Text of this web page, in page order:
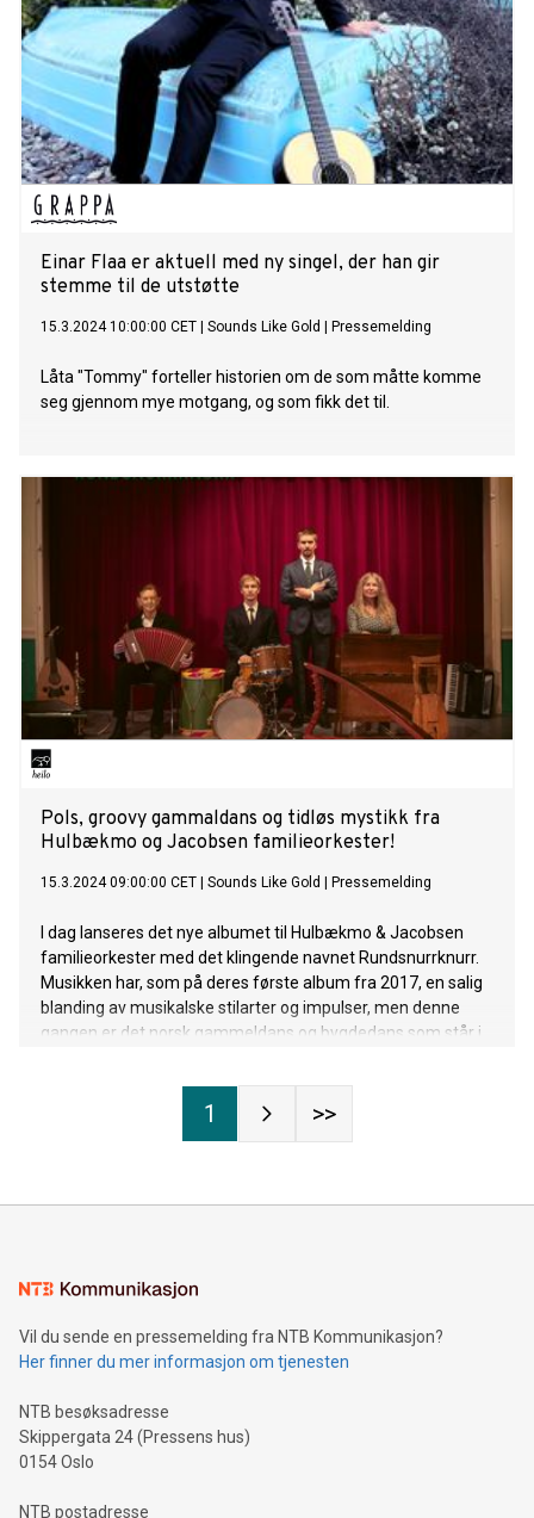
Einar Flaa er aktuell med ny singel, der han gir
stemme til de utstøtte
15.3.2024 10:00:00 CET Sounds Like Gold Pressemelding
Låta "Tommy" forteller historien om de som måtte komme
seg gjennom mye motgang, og som fikk det til.
Pols, groovy gammaldans og tidløs mystikk fra
Hulbækmo og Jacobsen familieorkester!
15.3.2024 09:00:00 CET Sounds Like Gold Pressemelding
I dag lanseres det nye albumet til Hulbækmo & Jacobsen
familieorkester med det klingende navnet Rundsnurrknurr.
Musikken har, som på deres første album fra 2017, en salig
blanding av musikalske stilarter og impulser, men denne
gangen er det norsk gammeldans og bygdedans som står i
flommer over av kule og spennende rytmer og groover, og
selv om det er dansemusikk det er snakk om, så dukker det
1 >>
Vil du sende en pressemelding fra NTB Kommunikasjon?
Her finner du mer informasjon om tjenesten
NTB besøksadresse
Skippergata 24 (Pressens hus)
0154 Oslo
NTB postadresse